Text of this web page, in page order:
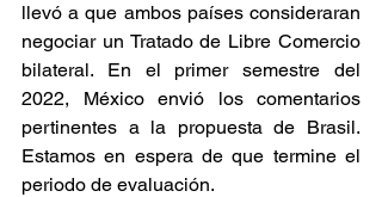
llevó a que ambos países consideraran
negociar un Tratado de Libre Comercio
bilateral. En el primer semestre del
2022, México envió los comentarios
pertinentes a la propuesta de Brasil.
Estamos en espera de que termine el
periodo de evaluación.